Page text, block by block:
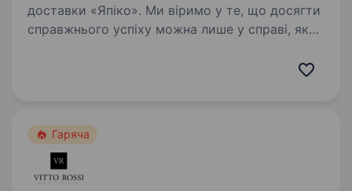
доставки «Япіко». Ми віримо у те, що досягти
справжнього успіху можна лише у справі, яку
Гаряча